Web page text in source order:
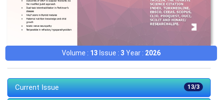
Volume : 13 Issue : 3 Year : 2026
13/3
Current Issue